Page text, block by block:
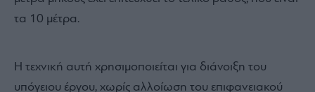
τα 10 μέτρα.
Η τεχνική αυτή χρησιμοποιείται για διάνοιξη του
υπόγειου έργου, χωρίς αλλοίωση του επιφανειακού